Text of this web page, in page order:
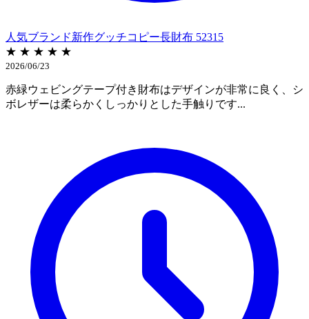
人気ブランド新作グッチコピー長財布 52315
★ ★ ★ ★ ★
2026/06/23
赤緑ウェビングテープ付き財布はデザインが非常に良く、シ
ボレザーは柔らかくしっかりとした手触りです...